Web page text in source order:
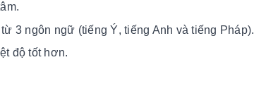
3 ngôn ngữ (tiếng Ý, tiếng Anh và tiếng Pháp).
độ tốt hơn.